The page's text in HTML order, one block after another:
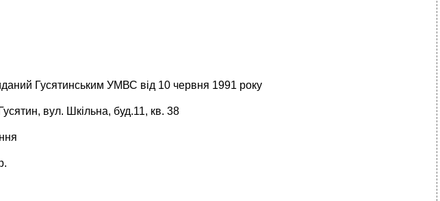
Гусятинським УМВС від 10 червня 1991 року
вул. Шкільна, буд.11, кв. 38